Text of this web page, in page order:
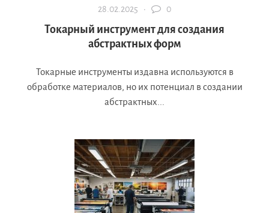
28.02.2025 · 0
Токарный инструмент для создания
абстрактных форм
Токарные инструменты издавна используются в
обработке материалов, но их потенциал в создании
абстрактных...